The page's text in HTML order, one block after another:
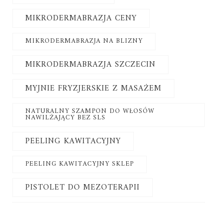
MIKRODERMABRAZJA CENY
MIKRODERMABRAZJA NA BLIZNY
MIKRODERMABRAZJA SZCZECIN
MYJNIE FRYZJERSKIE Z MASAŻEM
NATURALNY SZAMPON DO WŁOSÓW
NAWILŻAJĄCY BEZ SLS
PEELING KAWITACYJNY
PEELING KAWITACYJNY SKLEP
PISTOLET DO MEZOTERAPII